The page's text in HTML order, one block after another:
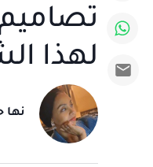
لهذا
نها